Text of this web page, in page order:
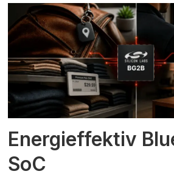
Energieffektiv
SoC